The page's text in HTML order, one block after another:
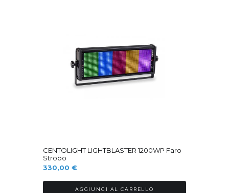
CENTOLIGHT LIGHTBLASTER 1200WP Faro
Strobo
330,00 €
AGGIUNGI AL CARRELLO